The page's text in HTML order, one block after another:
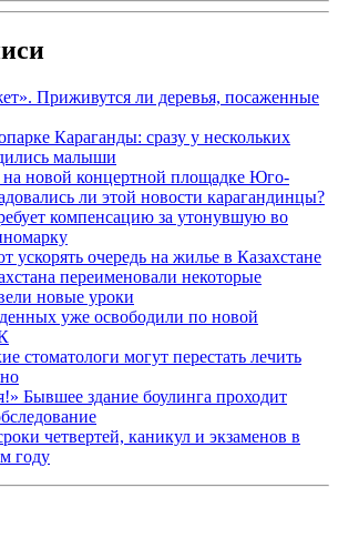
Приживутся ли деревья, посаженные
Караганды: сразу у нескольких
малыши
на новой концертной площадке Юго-
ли этой новости карагандинцы?
компенсацию за утонувшую во
ускорять очередь на жилье в Казахстане
переименовали некоторые
новые уроки
уже освободили по новой
стоматологи могут перестать лечить
Бывшее здание боулинга проходит
четвертей, каникул и экзаменов в
году